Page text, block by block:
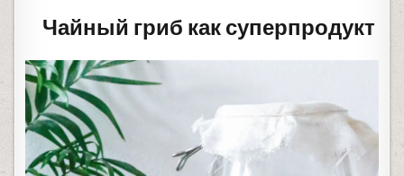
Чайный гриб как суперпродукт